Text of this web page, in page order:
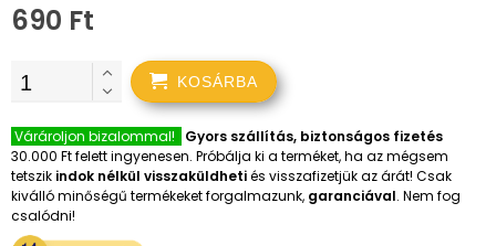
690 Ft
KOSÁRBA
Várároljon bizalommal!
Gyors szállítás, biztonságos fizetés
30.000 Ft felett ingyenesen. Próbálja ki a terméket, ha az mégsem
tetszik indok nélkül visszaküldhetiés visszafizetjük az árát! Csak
kiválló minőségű termékeket forgalmazunk, garanciával. Nem fog
csalódni!